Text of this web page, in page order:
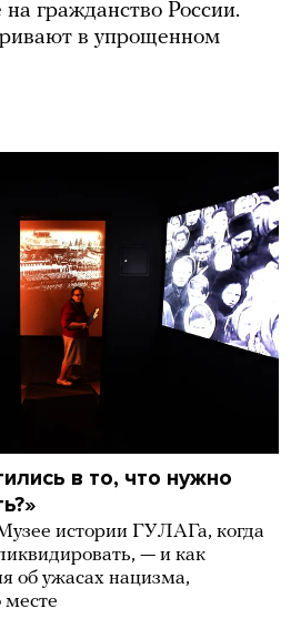
гражданство России.
в упрощенном
в то, что нужно
истории ГУЛАГа, когда
— и как
об ужасах нацизма,
месте